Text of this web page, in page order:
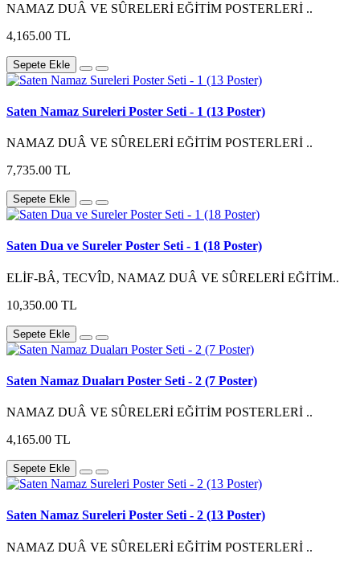
NAMAZ DUÂ VE SÛRELERİ EĞİTİM POSTERLERİ ..
4,165.00 TL
Sepete Ekle
Saten Namaz Sureleri Poster Seti - 1 (13 Poster)
NAMAZ DUÂ VE SÛRELERİ EĞİTİM POSTERLERİ ..
7,735.00 TL
Sepete Ekle
Saten Dua ve Sureler Poster Seti - 1 (18 Poster)
ELİF-BÂ, TECVÎD, NAMAZ DUÂ VE SÛRELERİ EĞİTİM..
10,350.00 TL
Sepete Ekle
Saten Namaz Duaları Poster Seti - 2 (7 Poster)
NAMAZ DUÂ VE SÛRELERİ EĞİTİM POSTERLERİ ..
4,165.00 TL
Sepete Ekle
Saten Namaz Sureleri Poster Seti - 2 (13 Poster)
NAMAZ DUÂ VE SÛRELERİ EĞİTİM POSTERLERİ ..